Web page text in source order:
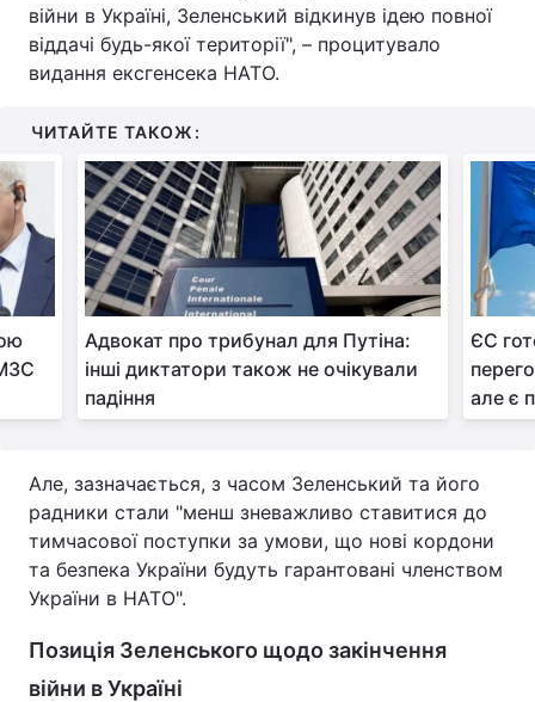
Тема оформлення
війни в Україні, Зеленський відкинув ідею повної
віддачі будь-якої території", – процитувало
видання ексгенсека НАТО.
ЧИТАЙТЕ ТАКОЖ:
Адвокат про трибунал для Путіна:
інші диктатори також не очікували
падіння
ЄС
але є
Але, зазначається, з часом Зеленський та його
радники стали "менш зневажливо ставитися до
тимчасової поступки за умови, що нові кордони
та безпека України будуть гарантовані членством
України в НАТО".
Позиція Зеленського щодо закінчення
війни в Україні